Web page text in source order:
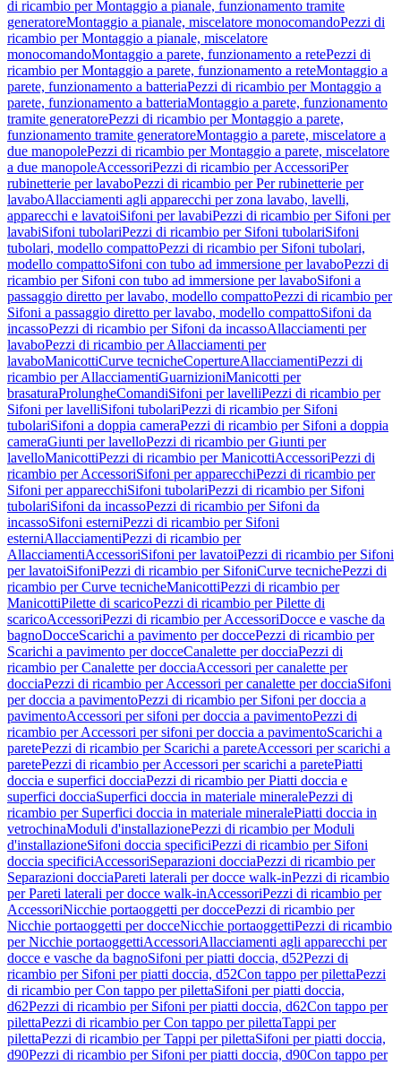
di ricambio per Montaggio a pianale, funzionamento tramite
generatoreMontaggio a pianale, miscelatore monocomandoPezzi di
ricambio per Montaggio a pianale, miscelatore
monocomandoMontaggio a parete, funzionamento a retePezzi di
ricambio per Montaggio a parete, funzionamento a reteMontaggio a
parete, funzionamento a batteriaPezzi di ricambio per Montaggio a
parete, funzionamento a batteriaMontaggio a parete, funzionamento
tramite generatorePezzi di ricambio per Montaggio a parete,
funzionamento tramite generatoreMontaggio a parete, miscelatore a
due manopolePezzi di ricambio per Montaggio a parete, miscelatore
a due manopoleAccessoriPezzi di ricambio per AccessoriPer
rubinetterie per lavaboPezzi di ricambio per Per rubinetterie per
lavaboAllacciamenti agli apparecchi per zona lavabo, lavelli,
apparecchi e lavatoiSifoni per lavabiPezzi di ricambio per Sifoni per
lavabiSifoni tubolariPezzi di ricambio per Sifoni tubolariSifoni
tubolari, modello compattoPezzi di ricambio per Sifoni tubolari,
modello compattoSifoni con tubo ad immersione per lavaboPezzi di
ricambio per Sifoni con tubo ad immersione per lavaboSifoni a
passaggio diretto per lavabo, modello compattoPezzi di ricambio per
Sifoni a passaggio diretto per lavabo, modello compattoSifoni da
incassoPezzi di ricambio per Sifoni da incassoAllacciamenti per
lavaboPezzi di ricambio per Allacciamenti per
lavaboManicottiCurve tecnicheCopertureAllacciamentiPezzi di
ricambio per AllacciamentiGuarnizioniManicotti per
brasaturaProlungheComandiSifoni per lavelliPezzi di ricambio per
Sifoni per lavelliSifoni tubolariPezzi di ricambio per Sifoni
tubolariSifoni a doppia cameraPezzi di ricambio per Sifoni a doppia
cameraGiunti per lavelloPezzi di ricambio per Giunti per
lavelloManicottiPezzi di ricambio per ManicottiAccessoriPezzi di
ricambio per AccessoriSifoni per apparecchiPezzi di ricambio per
Sifoni per apparecchiSifoni tubolariPezzi di ricambio per Sifoni
tubolariSifoni da incassoPezzi di ricambio per Sifoni da
incassoSifoni esterniPezzi di ricambio per Sifoni
esterniAllacciamentiPezzi di ricambio per
AllacciamentiAccessoriSifoni per lavatoiPezzi di ricambio per Sifoni
per lavatoiSifoniPezzi di ricambio per SifoniCurve tecnichePezzi di
ricambio per Curve tecnicheManicottiPezzi di ricambio per
ManicottiPilette di scaricoPezzi di ricambio per Pilette di
scaricoAccessoriPezzi di ricambio per AccessoriDocce e vasche da
bagnoDocceScarichi a pavimento per doccePezzi di ricambio per
Scarichi a pavimento per docceCanalette per docciaPezzi di
ricambio per Canalette per docciaAccessori per canalette per
docciaPezzi di ricambio per Accessori per canalette per docciaSifoni
per doccia a pavimentoPezzi di ricambio per Sifoni per doccia a
pavimentoAccessori per sifoni per doccia a pavimentoPezzi di
ricambio per Accessori per sifoni per doccia a pavimentoScarichi a
paretePezzi di ricambio per Scarichi a pareteAccessori per scarichi a
paretePezzi di ricambio per Accessori per scarichi a paretePiatti
doccia e superfici docciaPezzi di ricambio per Piatti doccia e
superfici docciaSuperfici doccia in materiale mineralePezzi di
ricambio per Superfici doccia in materiale mineralePiatti doccia in
vetrochinaModuli d'installazionePezzi di ricambio per Moduli
d'installazioneSifoni doccia specificiPezzi di ricambio per Sifoni
doccia specificiAccessoriSeparazioni docciaPezzi di ricambio per
Separazioni docciaPareti laterali per docce walk-inPezzi di ricambio
per Pareti laterali per docce walk-inAccessoriPezzi di ricambio per
AccessoriNicchie portaoggetti per doccePezzi di ricambio per
Nicchie portaoggetti per docceNicchie portaoggettiPezzi di ricambio
per Nicchie portaoggettiAccessoriAllacciamenti agli apparecchi per
docce e vasche da bagnoSifoni per piatti doccia, d52Pezzi di
ricambio per Sifoni per piatti doccia, d52Con tappo per pilettaPezzi
di ricambio per Con tappo per pilettaSifoni per piatti doccia,
d62Pezzi di ricambio per Sifoni per piatti doccia, d62Con tappo per
pilettaPezzi di ricambio per Con tappo per pilettaTappi per
pilettaPezzi di ricambio per Tappi per pilettaSifoni per piatti doccia,
d90Pezzi di ricambio per Sifoni per piatti doccia, d90Con tappo per